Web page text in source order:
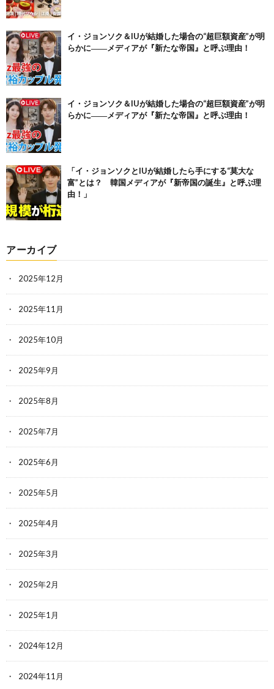
イ・ジョンソク＆IUが結婚した場合の“超巨額資産”が明
らかに――メディアが『新たな帝国』と呼ぶ理由！
イ・ジョンソク＆IUが結婚した場合の“超巨額資産”が明
らかに――メディアが『新たな帝国』と呼ぶ理由！
「イ・ジョンソクとIUが結婚したら手にする“莫大な
富”とは？ 韓国メディアが『新帝国の誕生』と呼ぶ理
由！」
アーカイブ
2025年12月
2025年11月
2025年10月
2025年9月
2025年8月
2025年7月
2025年6月
2025年5月
2025年4月
2025年3月
2025年2月
2025年1月
2024年12月
2024年11月